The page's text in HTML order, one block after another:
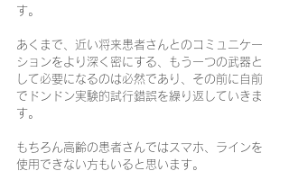
す。
あくまで、近い将来患者さんとのコミュニケー
ションをより深く密にする、もう一つの武器と
して必要になるのは必然であり、その前に自前
でドンドン実験的試行錯誤を繰り返していきま
す。
もちろん高齢の患者さんではスマホ、ラインを
使用できない方もいると思います。